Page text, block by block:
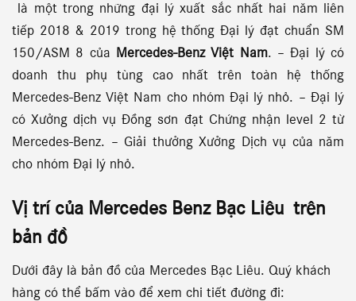
là một trong những đại lý xuất sắc nhất hai năm liên
tiếp 2018 & 2019 trong hệ thống Đại lý đạt chuẩn SM
150/ASM 8 của
Mercedes-Benz Việt Nam. – Đại lý có
doanh thu phụ tùng cao nhất trên toàn hệ thống
Mercedes-Benz Việt Nam cho nhóm Đại lý nhỏ. – Đại lý
có Xưởng dịch vụ Đồng sơn đạt Chứng nhận level 2 từ
Mercedes-Benz. – Giải thưởng Xưởng Dịch vụ của năm
cho nhóm Đại lý nhỏ.
Vị trí của Mercedes Benz Bạc Liêu trên
bản đồ
Dưới đây là bản đồ của Mercedes Bạc Liêu. Quý khách
hàng có thể bấm vào để xem chi tiết đường đi: